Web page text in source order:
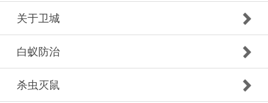
关于卫城
白蚁防治
杀虫灭鼠